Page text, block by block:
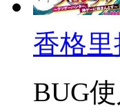
香格
BUG